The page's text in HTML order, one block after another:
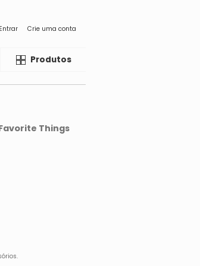
Entrar Crie uma conta
LiquidaProdutos
Things